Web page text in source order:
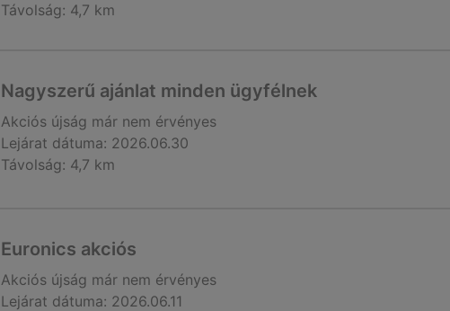
Távolság: 4,7 km
Nagyszerű ajánlat minden ügyfélnek
Akciós újság már nem érvényes
Lejárat dátuma: 2026.06.30
Távolság: 4,7 km
Euronics akciós
Akciós újság már nem érvényes
Lejárat dátuma: 2026.06.11